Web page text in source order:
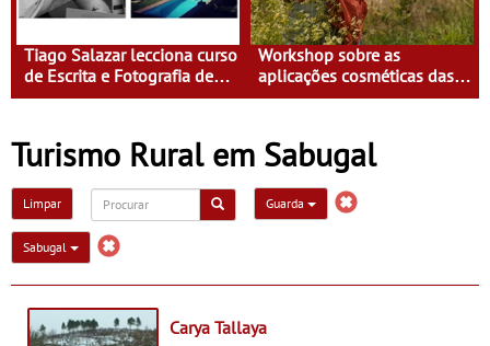
Tiago Salazar lecciona curso
de Escrita e Fotografia de
Viagens na Casa do Eido –
Workshop sobre as
aplicações cosméticas das
plantas na Casa do Eido –
Turismo Rural em Sabugal
Limpar Guarda
Sabugal
Carya Tallaya